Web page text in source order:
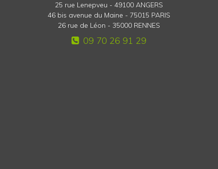
25 rue Lenepveu - 49100 ANGERS
46 bis avenue du Maine - 75015 PARIS
26 rue de Léon - 35000 RENNES
09 70 26 91 29